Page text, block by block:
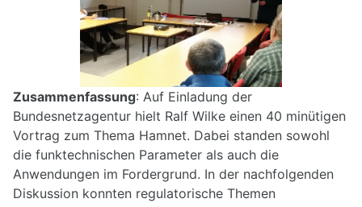
Zusammenfassung: Auf Einladung der
Bundesnetzagentur hielt Ralf Wilke einen 40 minütigen
Vortrag zum Thema Hamnet. Dabei standen sowohl
die funktechnischen Parameter als auch die
Anwendungen im Fordergrund. In der nachfolgenden
Diskussion konnten regulatorische Themen